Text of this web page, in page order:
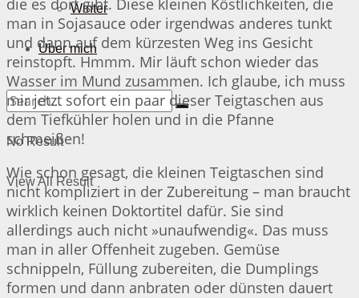
Winter
Über mich
No Result
View All Result
die es dort gibt. Diese kleinen Köstlichkeiten, die
man in Sojasauce oder irgendwas anderes tunkt
und dann auf dem kürzesten Weg ins Gesicht
reinstopft. Hmmm. Mir läuft schon wieder das
Wasser im Mund zusammen. Ich glaube, ich muss
mir jetzt sofort ein paar dieser Teigtaschen aus
dem Tiefkühler holen und in die Pfanne
schmeißen!
Wie schon gesagt, die kleinen Teigtaschen sind
nicht kompliziert in der Zubereitung – man braucht
wirklich keinen Doktortitel dafür. Sie sind
allerdings auch nicht »unaufwendig«. Das muss
man in aller Offenheit zugeben. Gemüse
schnippeln, Füllung zubereiten, die Dumplings
formen und dann anbraten oder dünsten dauert